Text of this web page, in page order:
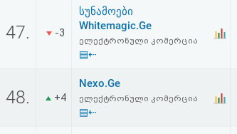
პასუხისმგებლობის
უარყოფა
47. -3
სუნამოები
Whitemagic.Ge
ელექტრონული კომერცია
▤⇠
48. +4
Nexo.Ge
ელექტრონული კომერცია
▤⇠